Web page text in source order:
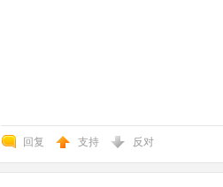
回复 支持 反对